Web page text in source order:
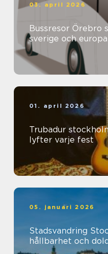
03. april 2026
Bussresor Örebro smidiga gruppresor i
sverige och europa
01. april 2026
Trubadur stockholm levande musik
lyfter varje fest
05. januari 2026
Stadsvandring
hållbarhet och